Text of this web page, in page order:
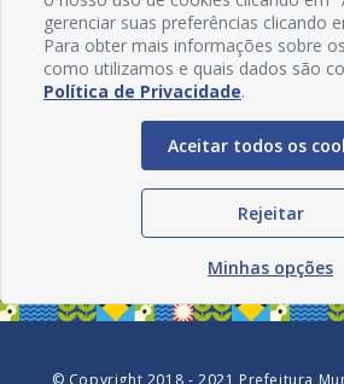
© Copyright 2018 - 2021 Prefeitura
gerenciar suas preferências clicando
Para obter mais informações sobre
como utilizamos e quais dados são
Política de Privacidade.
Aceitar todos os
Rejeitar
Minhas opções